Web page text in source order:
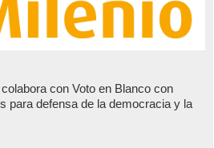
con Voto en Blanco con
para defensa de la democracia y la